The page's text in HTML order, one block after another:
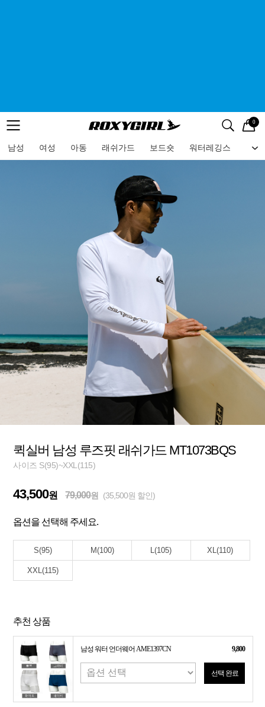
메뉴 검색
로고 0
남성 여성 아동 래쉬가드 보드숏 워터레깅스 비
메뉴
퀵실버 남성 루즈핏 래쉬가드 MT1073BQS
사이즈 S(95)~XXL(115)
43,500원 79,000원 (35,500원 할인)
옵션을 선택해 주세요.
S(95) M(100) L(105) XL(110)
XXL(115)
추천 상품
남성 워터 언더웨어 AME1397CN 9,800
선택 완료